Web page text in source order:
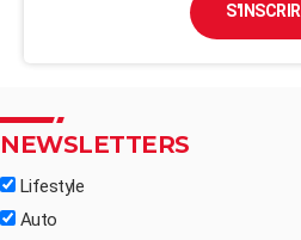
NEWSLETTERS
Lifestyle
Auto